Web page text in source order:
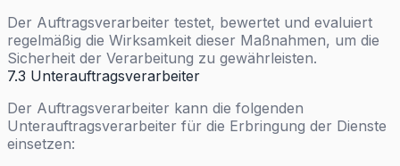
Der Auftragsverarbeiter testet, bewertet und evaluiert
regelmäßig die Wirksamkeit dieser Maßnahmen, um die
Sicherheit der Verarbeitung zu gewährleisten.
7.3 Unterauftragsverarbeiter
Der Auftragsverarbeiter kann die folgenden
Unterauftragsverarbeiter für die Erbringung der Dienste
einsetzen: